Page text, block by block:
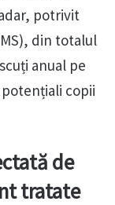
potrivit
din totalul
anual pe
copii
de
tratate